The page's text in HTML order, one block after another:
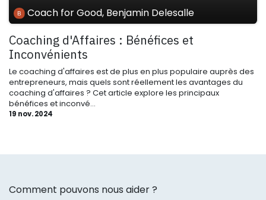
Coach for Good, Benjamin Delesalle
Coaching d'Affaires : Bénéfices et
Inconvénients
Le coaching d'affaires est de plus en plus populaire auprès des
entrepreneurs, mais quels sont réellement les avantages du
coaching d'affaires ? Cet article explore les principaux
bénéfices et inconvé...
19 nov. 2024
Comment pouvons nous aider ?